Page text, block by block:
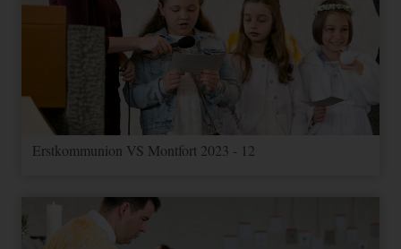
Erstkommunion VS Montfort 2023 - 12